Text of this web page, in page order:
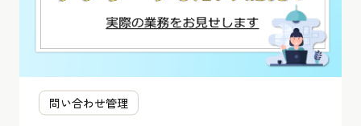
問い合わせ管理